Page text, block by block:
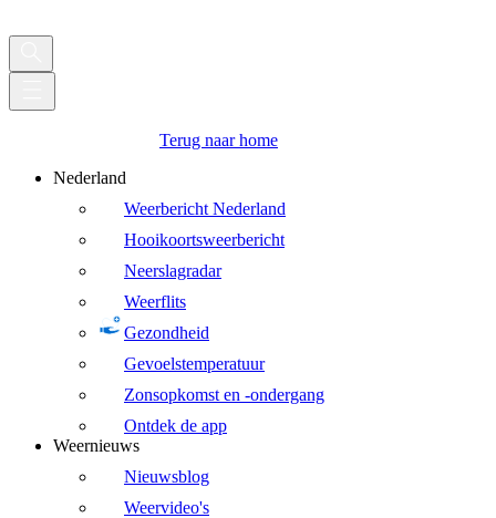
Terug naar home
Nederland
Weerbericht Nederland
Hooikoortsweerbericht
Neerslagradar
Weerflits
Gezondheid
Gevoelstemperatuur
Zonsopkomst en -ondergang
Ontdek de app
Weernieuws
Nieuwsblog
Weervideo's